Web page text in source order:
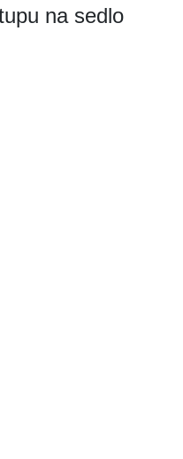
na sedlo